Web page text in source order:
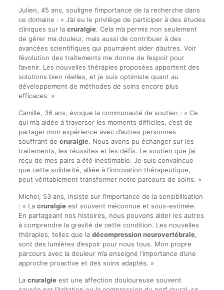
Julien, 45 ans, souligne l’importance de la recherche dans
ce domaine : « J’ai eu le privilège de participer à des études
cliniques sur la cruralgie. Cela m’a permis non seulement
de gérer ma douleur, mais aussi de contribuer à des
avancées scientifiques qui pourraient aider d’autres. Voir
l’évolution des traitements me donne de l’espoir pour
l’avenir. Les nouvelles thérapies proposées apportent des
solutions bien réelles, et je suis optimiste quant au
développement de méthodes de soins encore plus
efficaces. »
Camille, 36 ans, évoque la communauté de soutien : « Ce
qui m’a aidée à traverser les moments difficiles, c’est de
partager mon expérience avec d’autres personnes
souffrant de cruralgie. Nous avons pu échanger sur les
traitements, les réussites et les défis. Le soutien que j’ai
reçu de mes pairs a été inestimable. Je suis convaincue
que cette solidarité, alliée à l’innovation thérapeutique,
peut véritablement transformer notre parcours de soins. »
Michel, 53 ans, insiste sur l’importance de la sensibilisation
: « La cruralgieest souvent méconnue et sous-estimée.
En partageant nos histoires, nous pouvons aider les autres
à comprendre la gravité de cette condition. Les nouvelles
thérapies, telles que la décompression neurovertébrale,
sont des lumières d’espoir pour nous tous. Mon propre
parcours avec la douleur m’a enseigné l’importance d’une
approche proactive et des soins adaptés. »
La cruralgieest une affection douloureuse souvent